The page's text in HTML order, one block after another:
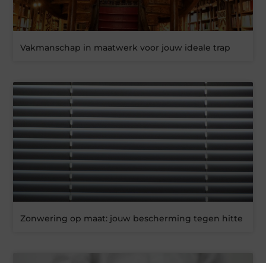
Vakmanschap in maatwerk voor jouw ideale trap
Zonwering op maat: jouw bescherming tegen hitte